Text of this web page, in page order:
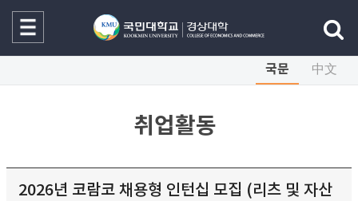
국문 中文
취업활동
2026년 코람코 채용형 인턴십 모집 (리츠 및 자산